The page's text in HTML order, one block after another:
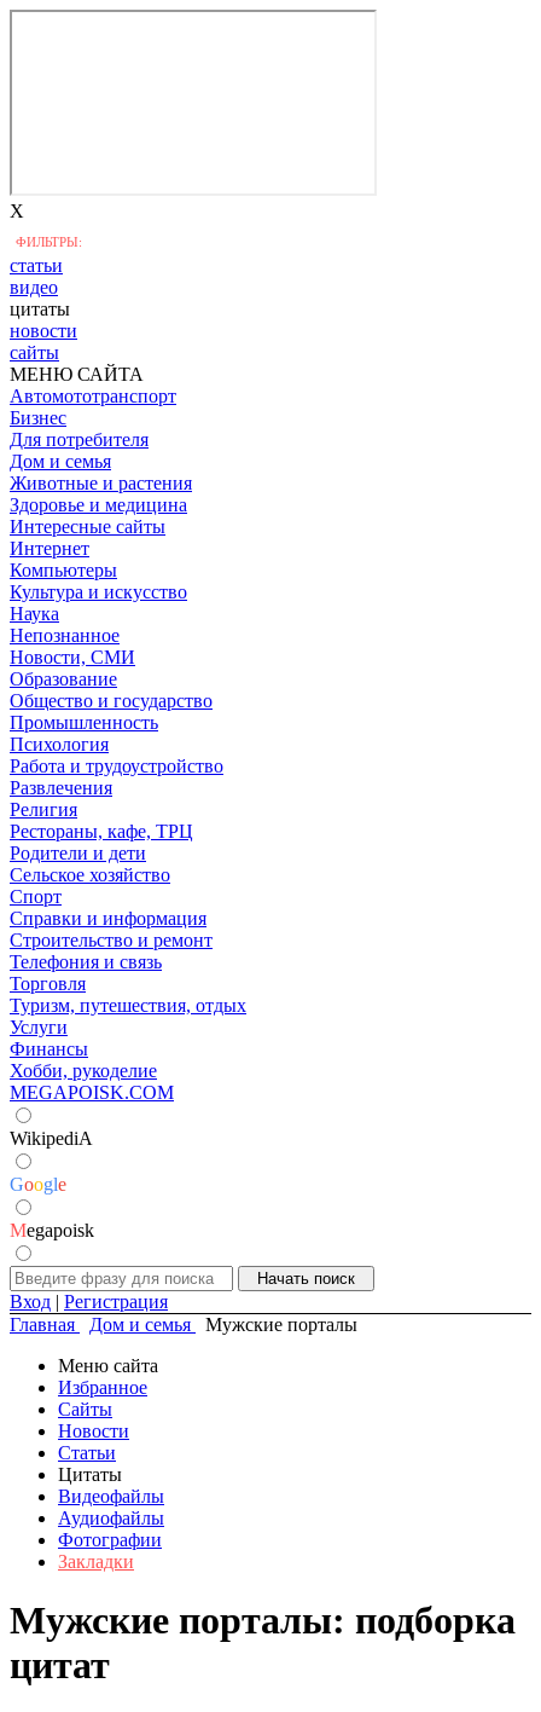
X
ФИЛЬТРЫ:
статьи
видео
цитаты
новости
сайты
МЕНЮ САЙТА
Автомототранспорт
Бизнес
Для потребителя
Дом и семья
Животные и растения
Здоровье и медицина
Интересные сайты
Интернет
Компьютеры
Культура и искусство
Наука
Непознанное
Новости, СМИ
Образование
Общество и государство
Промышленность
Психология
Работа и трудоустройство
Развлечения
Религия
Рестораны, кафе, ТРЦ
Родители и дети
Сельское хозяйство
Спорт
Справки и информация
Строительство и ремонт
Телефония и связь
Торговля
Туризм, путешествия, отдых
Услуги
Финансы
Хобби, рукоделие
MEGAPOISK.COM
WikipediA
Google
Megapoisk
Вход | Регистрация
Главная
Дом и семья
Мужские порталы
Меню сайта
Избранное
Сайты
Новости
Статьи
Цитаты
Видеофайлы
Аудиофайлы
Фотографии
Закладки
Мужские порталы: подборка
цитат